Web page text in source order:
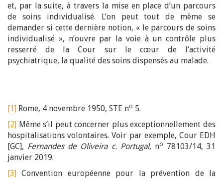
et, par la suite, à travers la mise en place d’un parcours
de soins individualisé. L’on peut tout de même se
demander si cette dernière notion, « le parcours de soins
individualisé », n’ouvre par la voie à un contrôle plus
resserré de la Cour sur le cœur de l’activité
psychiatrique, la qualité des soins dispensés au malade.
[1] Rome, 4 novembre 1950, STE no 5.
[2] Même s’il peut concerner plus exceptionnellement des
hospitalisations volontaires. Voir par exemple, Cour EDH
[GC], Fernandes de Oliveira c. Portugal, no
78103/14, 31
janvier 2019.
[3] Convention européenne pour la prévention de la